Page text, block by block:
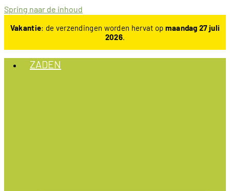
Spring naar de inhoud
Vakantie: de verzendingen worden hervat op maandag 27 juli
2026.
ZADEN